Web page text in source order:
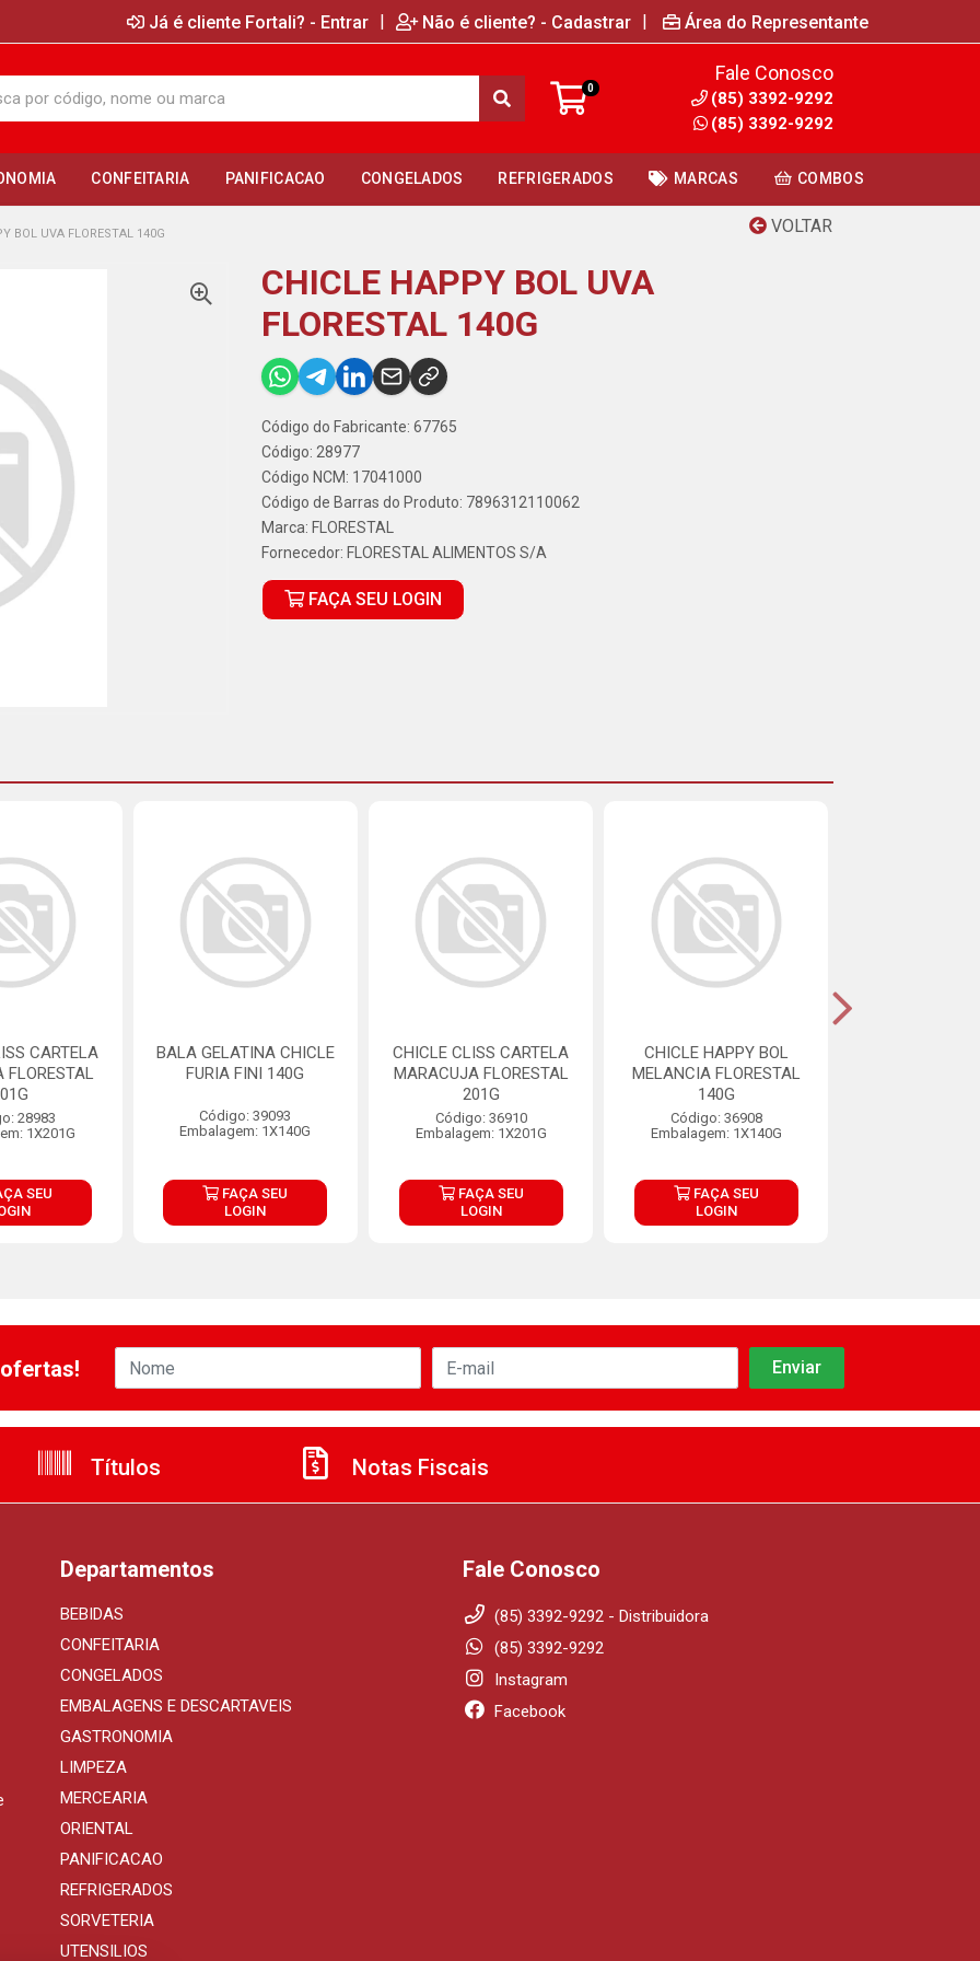
Já é cliente Fortali? - Entrar | Não é cliente? - Cadastrar | Área do Representante
0
Fale Conosco
(85) 3392-9292
(85) 3392-9292
CONFEITARIA PANIFICACAO CONGELADOS REFRIGERADOS MARCAS COMBOS
VOLTAR
BOL UVA FLORESTAL 140G
CHICLE HAPPY BOL UVA
FLORESTAL 140G
Código do Fabricante: 67765
Código: 28977
Código NCM: 17041000
Código de Barras do Produto: 7896312110062
Marca: FLORESTAL
Fornecedor: FLORESTAL ALIMENTOS S/A
FAÇA SEU LOGIN
CARTELA
FLORESTAL
28983
1X201G
SEU
BALA GELATINA CHICLE
FURIA FINI 140G
Código: 39093
Embalagem: 1X140G
FAÇA SEU
LOGIN
CHICLE CLISS CARTELA
MARACUJA FLORESTAL
201G
Código: 36910
Embalagem: 1X201G
FAÇA SEU
LOGIN
CHICLE HAPPY BOL
MELANCIA FLORESTAL
140G
Código: 36908
Embalagem: 1X140G
FAÇA SEU
LOGIN
Títulos Notas Fiscais
Departamentos
BEBIDAS
CONFEITARIA
CONGELADOS
EMBALAGENS E DESCARTAVEIS
GASTRONOMIA
LIMPEZA
MERCEARIA
ORIENTAL
PANIFICACAO
REFRIGERADOS
SORVETERIA
UTENSILIOS
Fale Conosco
(85) 3392-9292 - Distribuidora
(85) 3392-9292
Instagram
Facebook